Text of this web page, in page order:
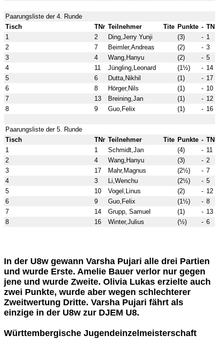
Paarungsliste der 4. Runde
Tisch
TNr Teilnehmer Tite Punkte - TNr
1
2 Ding,Jerry Yunji (3) - 1
2
7 Beimler,Andreas (2) - 3
3
4 Wang,Hanyu (2) - 5
4
11 Jüngling,Leonard (1½) - 14
5
6 Dutta,Nikhil (1) - 17
6
8 Hörger,Nils (1) - 10
7
13 Breining,Jan (1) - 12
8
9 Guo,Felix (1) - 16
Paarungsliste der 5. Runde
Tisch
TNr Teilnehmer Tite Punkte - TNr
1
1 Schmidt,Jan (4) - 11
2
4 Wang,Hanyu (3) - 2
3
17 Mahr,Magnus (2½) - 7
4
3 Li,Wenchu (2½) - 5
5
10 Vogel,Linus (2) - 12
6
9 Guo,Felix (1½) - 8
7
14 Grupp, Samuel (1) - 13
8
16 Winter,Julius (½) - 6
In der U8w gewann Varsha Pujari alle drei Partien
und wurde Erste. Amelie Bauer verlor nur gegen
jene und wurde Zweite. Olivia Lukas erzielte auch
zwei Punkte, wurde aber wegen schlechterer
Zweitwertung Dritte. Varsha Pujari fährt als
einzige in der U8w zur DJEM U8.
Württembergische Jugendeinzelmeisterschaft